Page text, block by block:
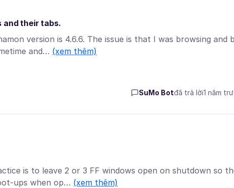
and their tabs.
version is 4.6.6. The issue is that I was browsing and
and… (xem thêm)
SuMo Botđã trả lời1 năm
is to leave 2 or 3 FF windows open on shutdown so
ups when op… (xem thêm)